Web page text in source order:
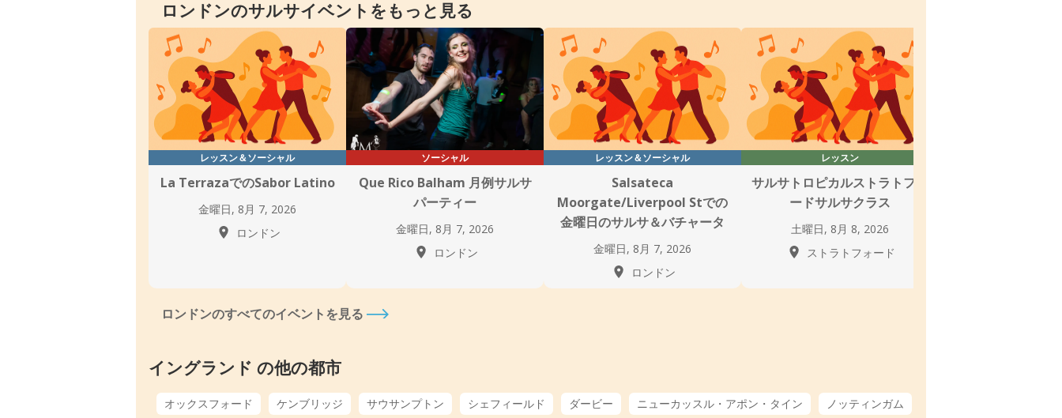
ロンドンのサルサイベントをもっと見る
レッスン＆ソーシャル
La TerrazaでのSabor Latino
金曜日, 8月 7, 2026
ロンドン
ソーシャル
Que Rico Balham 月例サルサ
パーティー
金曜日, 8月 7, 2026
ロンドン
レッスン＆ソーシャル
Salsateca
Moorgate/Liverpool Stでの
金曜日のサルサ＆バチャータ
金曜日, 8月 7, 2026
ロンドン
レッスン
サルサトロピカルストラトフォ
ードサルサクラス
土曜日, 8月 8, 2026
ストラトフォード
ロンドンのすべてのイベントを見る
イングランド の他の都市
オックスフォード ケンブリッジ サウサンプトン シェフィールド ダービー ニューカッスル・アポン・タイン
ノッティンガム